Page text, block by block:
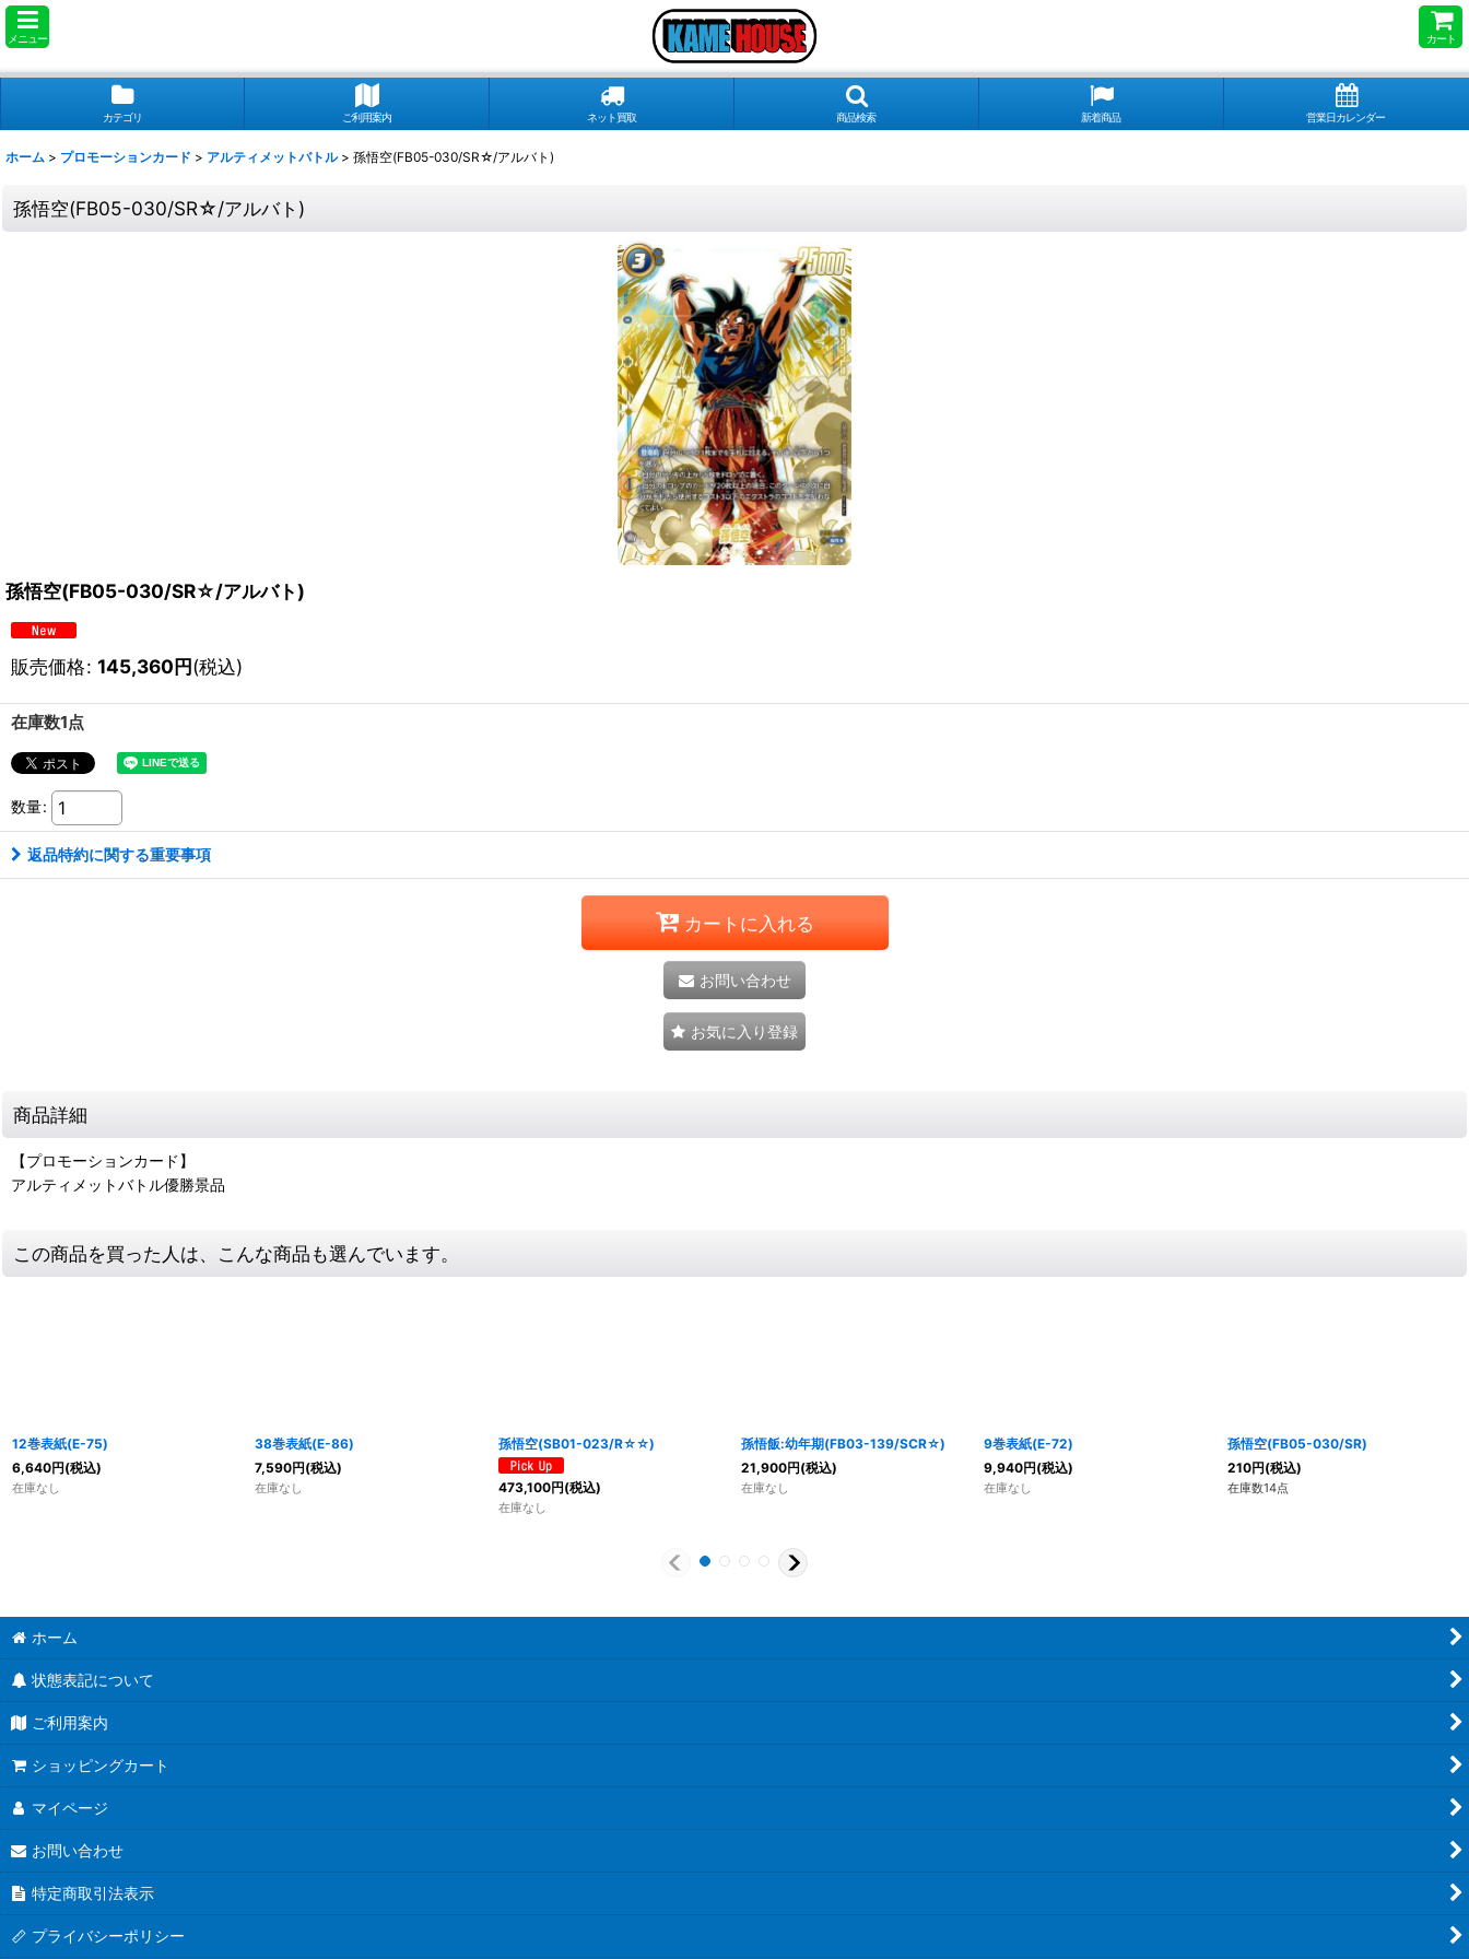
メニュー カート
カテゴリ ご利用案内 ネット買取 商品検索 新着商品 営業日カレンダー
ホーム > プロモーションカード > アルティメットバトル > 孫悟空(FB05-030/SR☆/アルバト)
孫悟空(FB05-030/SR☆/アルバト)
孫悟空(FB05-030/SR☆/アルバト)
販売価格: 145,360円(税込)
在庫数1点
数量:
返品特約に関する重要事項
カートに入れる
お問い合わせ
お気に入り登録
商品詳細
【プロモーションカード】
アルティメットバトル優勝景品
この商品を買った人は、こんな商品も選んでいます。
12巻表紙(E-75)
6,640円(税込)
在庫なし
38巻表紙(E-86)
7,590円(税込)
在庫なし
孫悟空(SB01-023/R☆☆)
473,100円(税込)
在庫なし
孫悟飯:幼年期(FB03-139/SCR☆)
21,900円(税込)
在庫なし
9巻表紙(E-72)
9,940円(税込)
在庫なし
孫悟空(FB05-030/SR)
210円(税込)
在庫数14点
ホーム
状態表記について
ご利用案内
ショッピングカート
マイページ
お問い合わせ
特定商取引法表示
プライバシーポリシー